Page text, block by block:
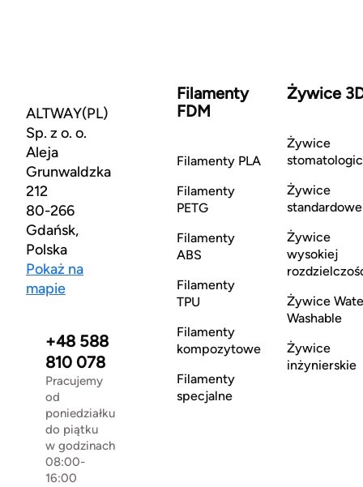
ALTWAY(PL)
Sp. z o. o.
Aleja
Grunwaldzka
212
80-266
Gdańsk,
Polska
Pokaż na
mapie
+48 588
810 078
Pracujemy
od
poniedziałku
do piątku
w godzinach
08:00-
16:00
Filamenty
FDM
Filamenty PLA
Filamenty
PETG
Filamenty
ABS
Filamenty
TPU
Filamenty
kompozytowe
Filamenty
specjalne
Żywice
Żywice
Żywice
standardowe
Żywice
wysokiej
Żywice
Washable
Żywice
inżynierskie